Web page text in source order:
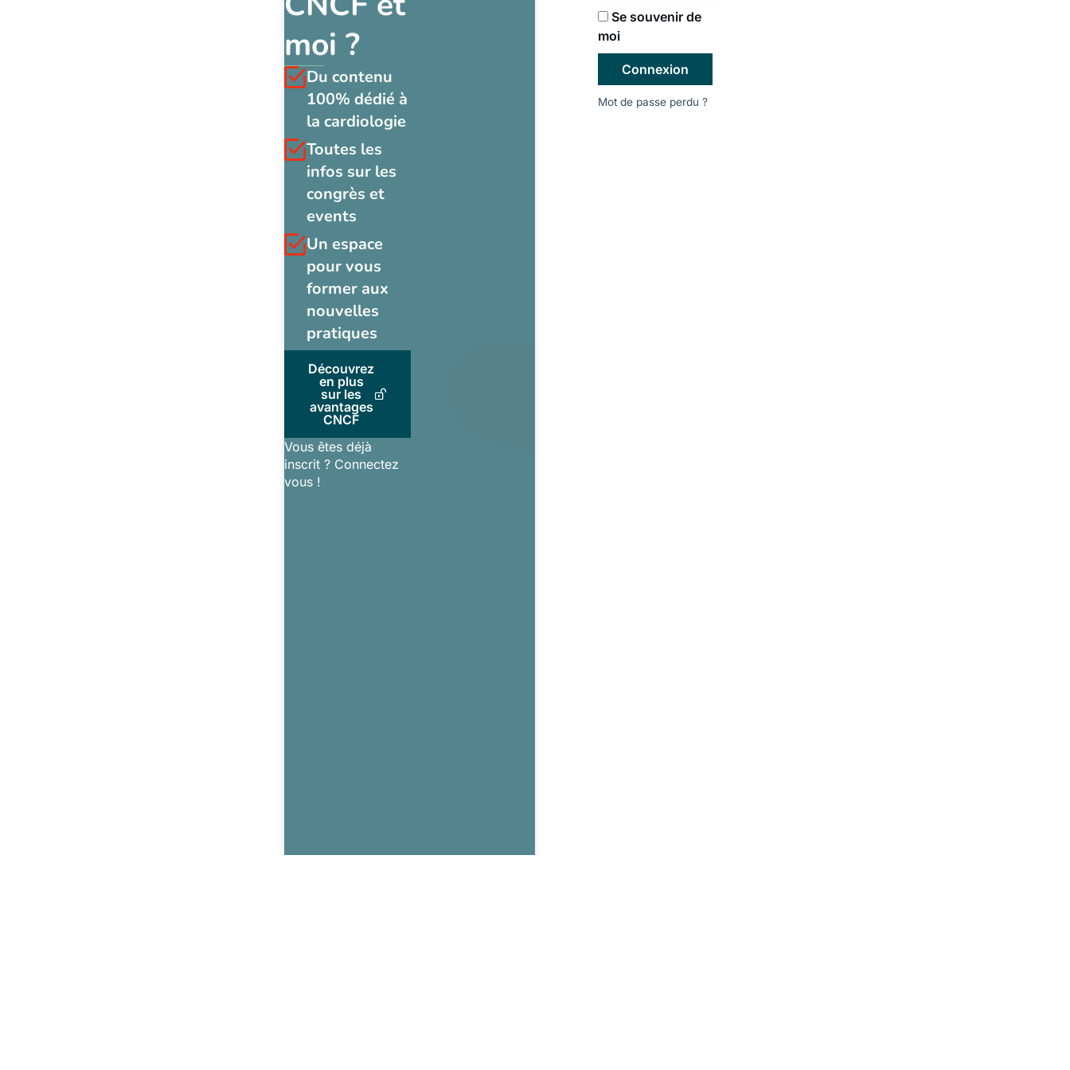
moi ?
Du contenu
100% dédié à
la cardiologie
Toutes les
infos sur les
congrès et
events
Un espace
pour vous
former aux
nouvelles
pratiques
Découvrez
en plus
sur les
avantages
CNCF
Vous êtes déjà
inscrit ? Connectez
vous !
Se souvenir de
moi
Connexion
Mot de passe perdu ?